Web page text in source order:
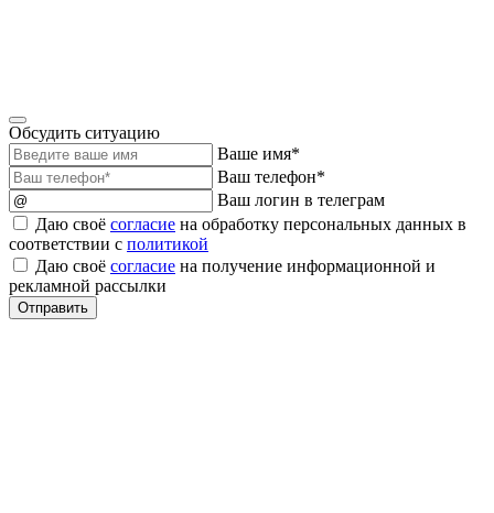
Обсудить ситуацию
Ваше имя*
Ваш телефон*
Ваш логин в телеграм
Даю своё согласие на обработку персональных данных в
соответствии с политикой
Даю своё согласие на получение информационной и
рекламной рассылки
Отправить